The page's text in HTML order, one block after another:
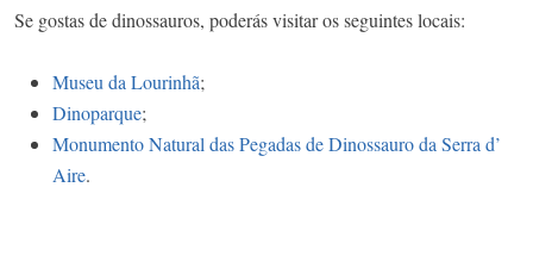
Se gostas de dinossauros, poderás visitar os seguintes locais:
Museu da Lourinhã;
Dinoparque;
Monumento Natural das Pegadas de Dinossauro da Serra d’
Aire.